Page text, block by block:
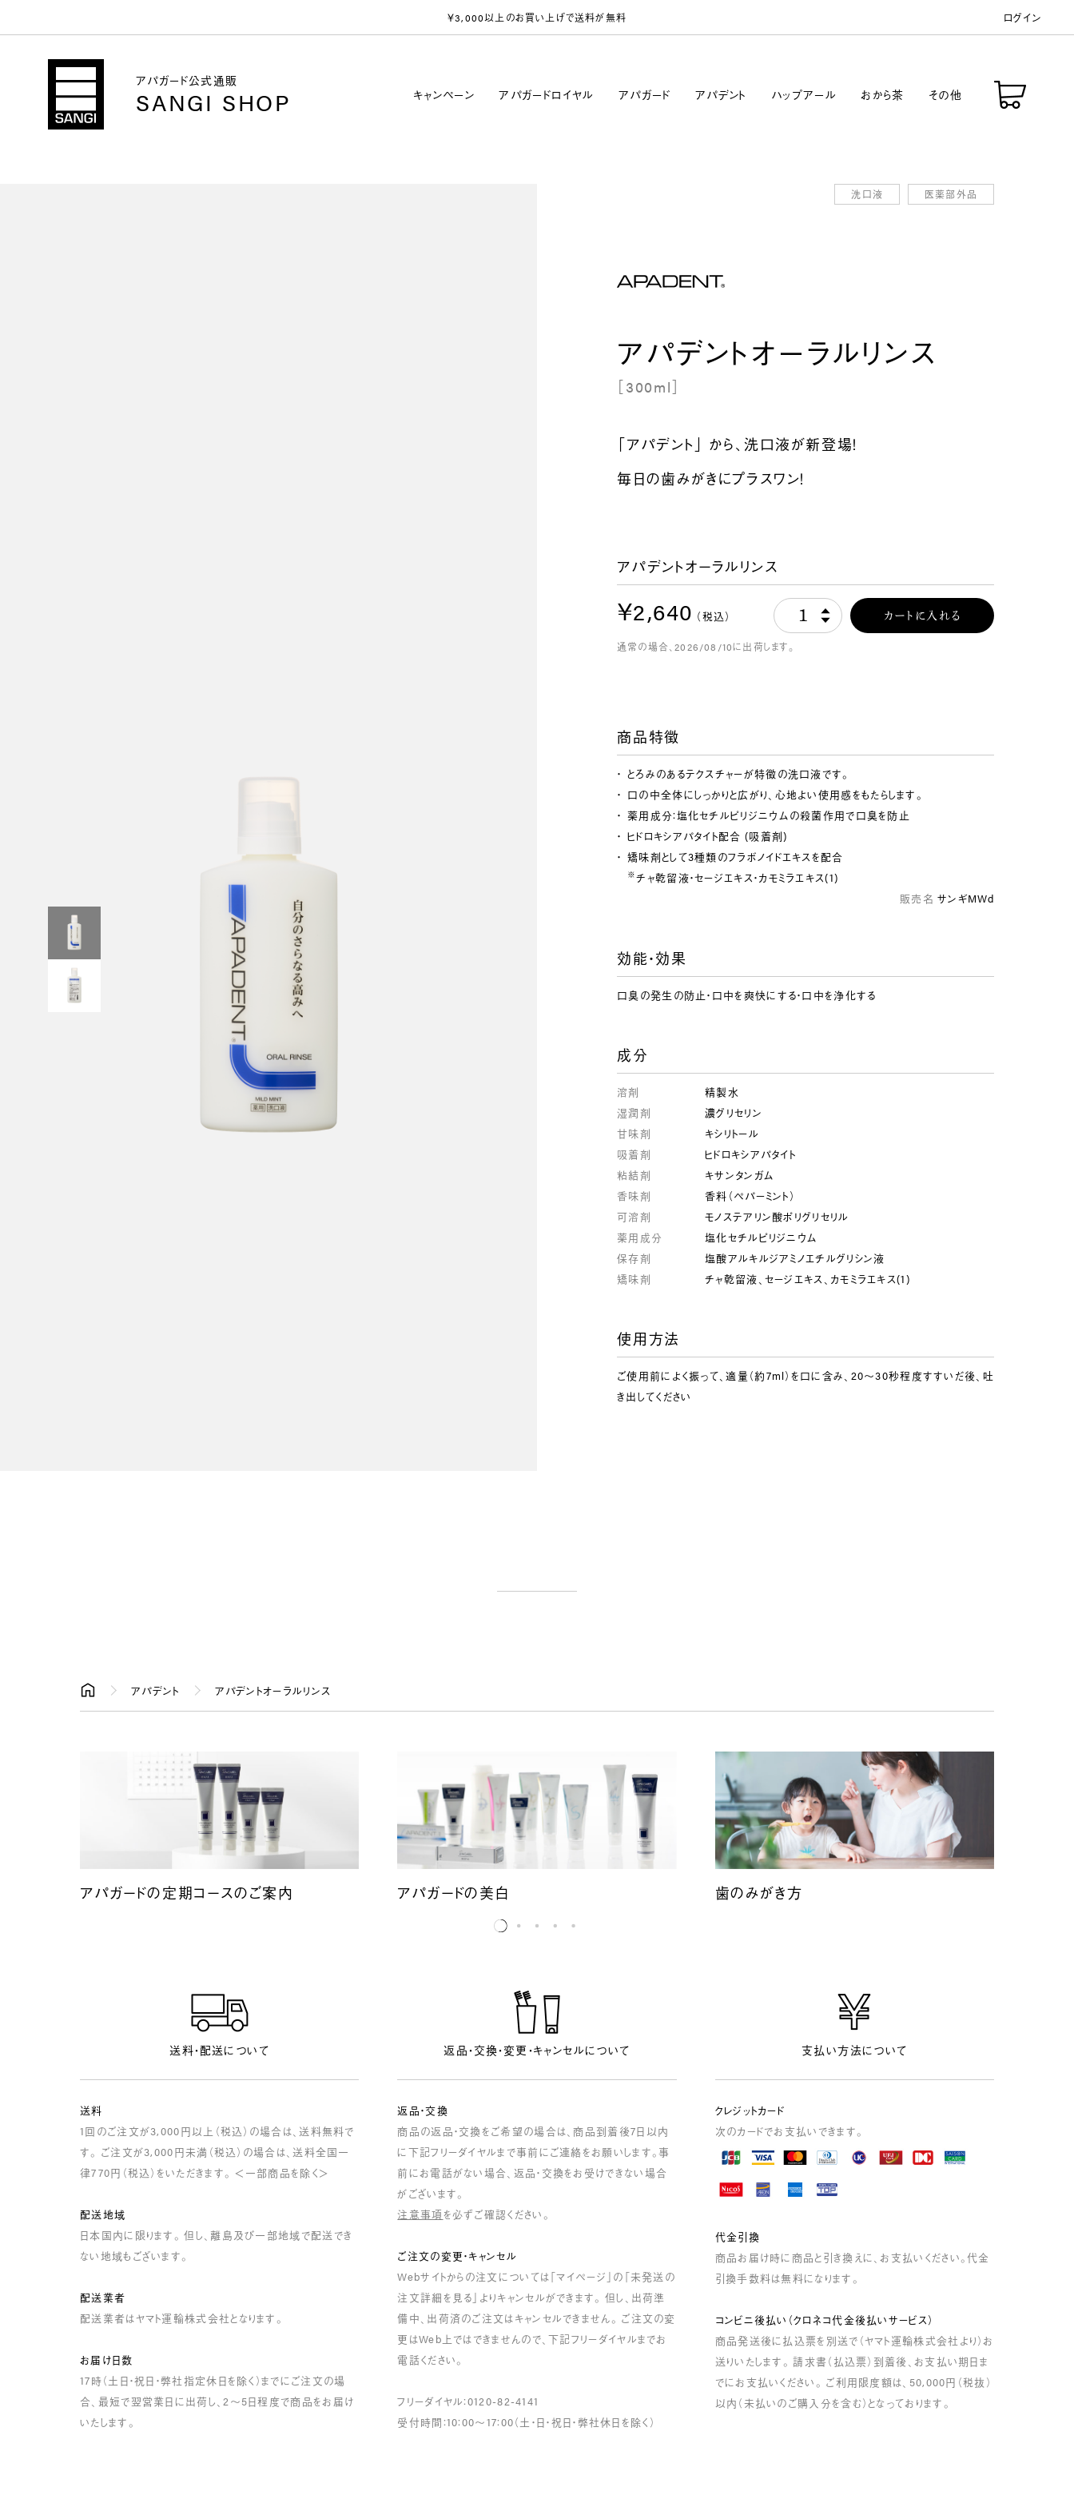
ログイン
￥3,000以上 のお買い上げで送料が無料
アパガード公式通販
SANGI SHOP キャンペーン アパガードロイヤル アパガード アパデント ハップアール おから茶 その他
洗口液 医薬部外品
アパデントオーラルリンス
［300ml］
「アパデント」 から、洗口液が新登場！
毎日の歯みがきにプラスワン！
アパデントオーラルリンス
￥2,640 （税込） 1 カートに入れる
通常の場合、2026/08/10に出荷します。
商品特徴
とろみのあるテクスチャーが特徴の洗口液です。
口の中全体にしっかりと広がり、心地よい使用感をもたらします。
薬用成分：塩化セチルピリジニウムの殺菌作用で口臭を防止
ヒドロキシアパタイト配合 (吸着剤)
矯味剤として3種類のフラボノイドエキスを配合
※チャ乾留液・セージエキス・カモミラエキス(1)
販売名サンギMWd
効能・効果
口臭の発生の防止・口中を爽快にする・口中を浄化する
成分
溶剤
精製水
湿潤剤
濃グリセリン
甘味剤
キシリトール
吸着剤
ヒドロキシアパタイト
粘結剤
キサンタンガム
香味剤
香料（ペパーミント）
可溶剤
モノステアリン酸ポリグリセリル
薬用成分
塩化セチルピリジニウム
保存剤
塩酸アルキルジアミノエチルグリシン液
矯味剤
チャ乾留液、セージエキス、カモミラエキス(1)
使用方法
ご使用前によく振って、適量（約7ml）を口に含み、20～30秒程度すすいだ後、吐
き出してください
アパデント アパデントオーラルリンス
アパガードの定期コースのご案内 アパガードの美白 歯のみがき方
送料・配送について
送料
1回のご注文が3,000円以上（税込）の場合は、送料無料で
す。 ご注文が3,000円未満（税込）の場合は、送料全国一
律770円（税込）をいただきます。 ＜一部商品を除く＞
配送地域
日本国内に限ります。 但し、離島及び一部地域で配送でき
ない地域もございます。
配送業者
配送業者はヤマト運輸株式会社となります。
お届け日数
17時（土日・祝日・弊社指定休日を除く）までにご注文の場
合、最短で翌営業日に出荷し、2～5日程度で商品をお届け
いたします。
返品・交換・変更・キャンセルについて
返品・交換
商品の返品・交換をご希望の場合は、商品到着後7日以内
に下記フリーダイヤルまで事前にご連絡をお願いします。事
前にお電話がない場合、返品・交換をお受けできない場合
がございます。
注意事項 を必ずご確認ください。
ご注文の変更・キャンセル
Webサイトからの注文については「マイページ」の「未発送の
注文詳細を見る」よりキャンセルができます。 但し、出荷準
備中、出荷済のご注文はキャンセルできません。 ご注文の変
更はWeb上ではできませんので、下記フリーダイヤルまでお
電話ください。
フリーダイヤル：0120-82-4141
受付時間：10：00～17：00（土・日・祝日・弊社休日を除く）
支払い方法について
クレジットカード
次のカードでお支払いできます。
代金引換
商品お届け時に商品と引き換えに、お支払いください。代金
引換手数料は無料になります。
コンビニ後払い（クロネコ代金後払いサービス）
商品発送後に払込票を別送で（ヤマト運輸株式会社より）お
送りいたします。 請求書（払込票）到着後、お支払い期日ま
でにお支払いください。 ご利用限度額は、50,000円（税抜）
以内（未払いのご購入分を含む）となっております。